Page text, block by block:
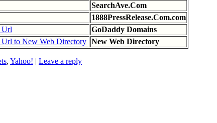
SearchAve.Com
1888PressRelease.Com.com
GoDaddy Domains
New Web Directory
, Yahoo! | Leave a reply